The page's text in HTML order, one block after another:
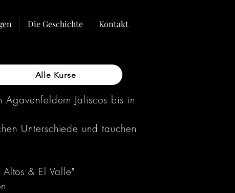
Die Geschichte Kontakt
Alle Kurse
Agavenfeldern Jaliscos bis in
Unterschiede und tauchen
Altos & El Valle"